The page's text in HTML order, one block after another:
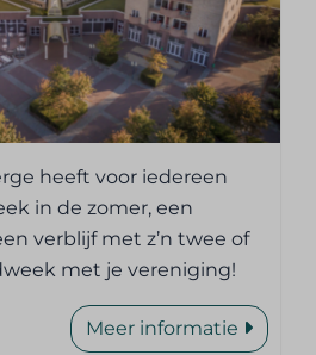
heeft voor iedereen
in de zomer, een
verblijf met z’n twee of
met je vereniging!
Meer informatie